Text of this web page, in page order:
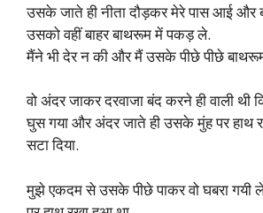
उसके जाते ही नीता दौड़कर मेरे पास आई और
उसको वहीं बाहर बाथरूम में पकड़ ले.
मैंने भी देर न की और मैं उसके पीछे पीछे
वो अंदर जाकर दरवाजा बंद करने ही वाली
घुस गया और अंदर जाते ही उसके मुंह पर हाथ
सटा दिया.
मुझे एकदम से उसके पीछे पाकर वो घबरा